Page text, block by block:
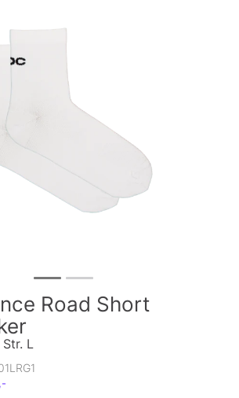
Road Short
L